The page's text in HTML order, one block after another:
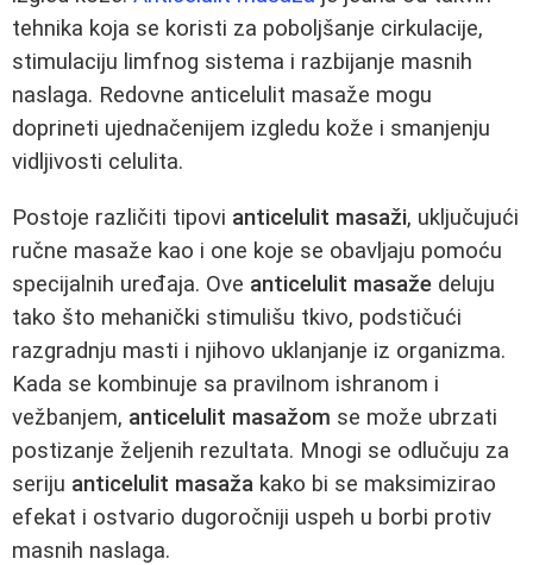
tehnika koja se koristi za poboljšanje cirkulacije,
stimulaciju limfnog sistema i razbijanje masnih
naslaga. Redovne anticelulit masaže mogu
doprineti ujednačenijem izgledu kože i smanjenju
vidljivosti celulita.
Postoje različiti tipovi anticelulit masaži, uključujući
ručne masaže kao i one koje se obavljaju pomoću
specijalnih uređaja. Ove anticelulit masaže deluju
tako što mehanički stimulišu tkivo, podstičući
razgradnju masti i njihovo uklanjanje iz organizma.
Kada se kombinuje sa pravilnom ishranom i
vežbanjem, anticelulit masažom se može ubrzati
postizanje željenih rezultata. Mnogi se odlučuju za
seriju anticelulit masaža kako bi se maksimizirao
efekat i ostvario dugoročniji uspeh u borbi protiv
masnih naslaga.